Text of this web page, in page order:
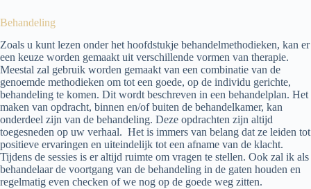
Behandeling
Zoals u kunt lezen onder het hoofdstukje behandelmethodieken, kan er
een keuze worden gemaakt uit verschillende vormen van therapie.
Meestal zal gebruik worden gemaakt van een combinatie van de
genoemde methodieken om tot een goede, op de individu gerichte,
behandeling te komen. Dit wordt beschreven in een behandelplan. Het
maken van opdracht, binnen en/of buiten de behandelkamer, kan
onderdeel zijn van de behandeling. Deze opdrachten zijn altijd
toegesneden op uw verhaal. Het is immers van belang dat ze leiden tot
positieve ervaringen en uiteindelijk tot een afname van de klacht.
Tijdens de sessies is er altijd ruimte om vragen te stellen. Ook zal ik als
behandelaar de voortgang van de behandeling in de gaten houden en
regelmatig even checken of we nog op de goede weg zitten.